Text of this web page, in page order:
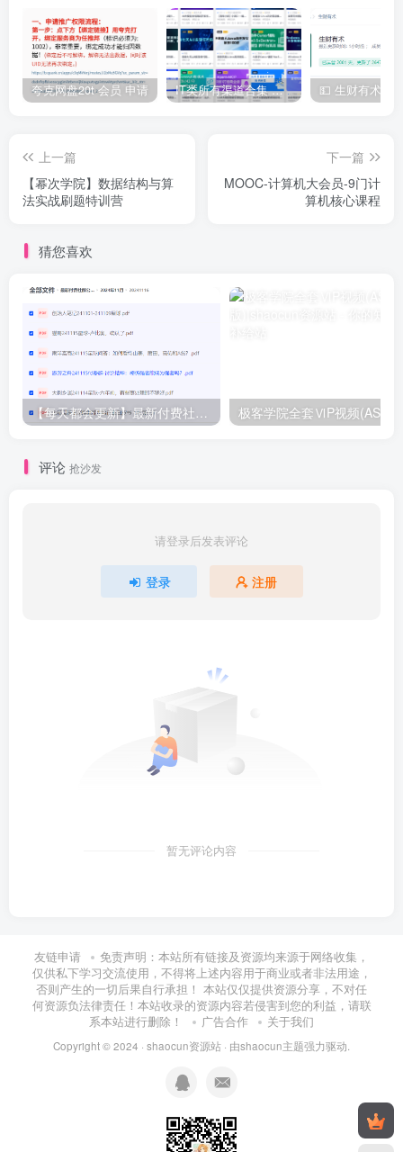
夸克网盘20t 会员 申请 IT类所有渠道合集 持续日更，目前近四千多条资源 年费用户微信私信获取权限
上一篇
【幂次学院】数据结构与算
法实战刷题特训营
下一篇
MOOC-计算机大会员-9门计
算机核心课程
猜您喜欢
【每天都会更新】最新付费社群公众号文章 极客学院全套ⅥP视频(AS版)
评论 抢沙发
请登录后发表评论
登录 注册
暂无评论内容
友链申请
免责声明：本站所有链接及资源均来源于网络收集，
仅供私下学习交流使用，不得将上述内容用于商业或者非法用途，
否则产生的一切后果自行承担！ 本站仅仅提供资源分享，不对任
何资源负法律责任！本站收录的资源内容若侵害到您的利益，请联
系本站进行删除！
广告合作 关于我们
Copyright © 2024 · shaocun资源站 · 由shaocun主题强力驱动.